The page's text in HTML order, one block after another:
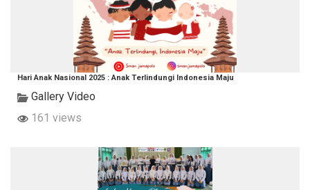
Hari Anak Nasional 2025 : Anak Terlindungi Indonesia Maju
Gallery Video
161 views